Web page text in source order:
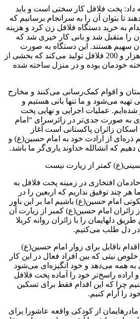
داد: پخت فلافل کار سختی است و باید
تا بتوان آن را به سرانجام برسانیم که
به خرید دستگاه فلافل زن کرد و هزینه
آن را متقبل شد و بانی کار خیری شد که
آن سهیم هستند. این دستگاه به صورت
اتوماتیک در هر ساعت 4 هزار و 200 فلافل تولید می‌کند که بخشی از
خودمان بوده و در منزل ساخته شده
و اقوام کمک‌رسانی می‌کنند و مخارج
تهیه می‌شود و ما تنها بانی هستیم و
عملیات اجرایی و نهایی پخت
به صورت جدی‌تر در زائرسرای “امام
زائران پاکستانی است آغاز
ذره‌ای از ارادت خود به امام حسین(ع) و
دهیم که انشالله خداوند یاری‌گر ما باشد.
کمتر از زیارت نیست
افتخاری در زمینه پخت فلافل به
هر چند توفیق نداریم که اربعین را در
امام حسین(ع) باشیم اما بر این باور
زائران امام حسین(ع) کمبر از زیارت آن
دلهایمان را با زائران روانه کربلا
دل طلب می‌کنیم.
ناقابل برای زوار امام حسین(ع)
نیتی که بین افراد فعال در این کار
همه می‌دهد و خود انگیزه‌ای می‌شود
اراده راسخ‌تر خود را آماده پخت فلافل
چرا که این اقدام فقط برای تسکین
را آرام کنیم.
از کودکی واقعه عاشورا برای